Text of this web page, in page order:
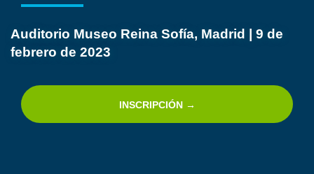
Auditorio Museo Reina Sofía, Madrid | 9 de
febrero de 2023
INSCRIPCIÓN